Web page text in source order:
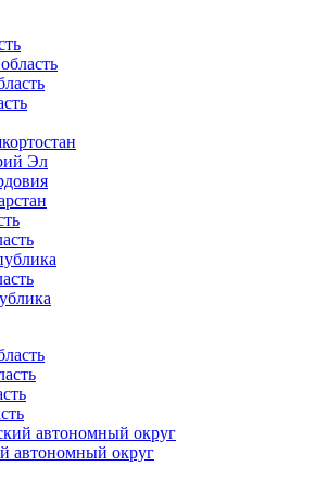
Эл
автономный округ
автономный округ